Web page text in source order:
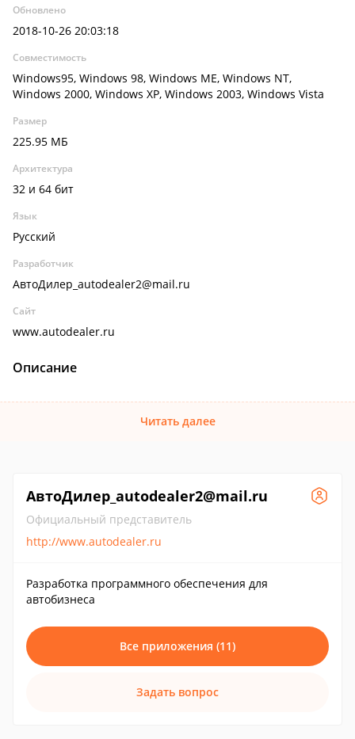
Обновлено
2018-10-26 20:03:18
Совместимость
Windows95, Windows 98, Windows ME, Windows NT,
Windows 2000, Windows XP, Windows 2003, Windows Vista
Размер
225.95 МБ
Архитектура
32 и 64 бит
Язык
Русский
Разработчик
АвтоДилер_autodealer2@mail.ru
Сайт
www.autodealer.ru
Описание
Читать далее
АвтоДилер_autodealer2@mail.ru
Официальный представитель
http://www.autodealer.ru
Разработка программного обеспечения для
автобизнеса
Все приложения (11)
Задать вопрос